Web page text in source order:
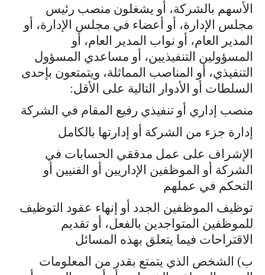
الأسهم بالشركة، أو يشغلون منصب رئيس
مجلس الإدارة، أو أعضاء في مجلس الإدارة، أو
المدير العام، أو نواب المدير العام، أو
المسؤولين التنفيذيين، أو مساعدي المسؤول
التنفيذي، أو المناصب المماثلة، ويتمتعون بإحدى
السلطات أو الأدوار التالية على الأقل:
منصب إداري أو تنفيذي رفيع المقام في الشركة
إدارة جزء من الشركة أو إدارتها بالكامل
الإشراف على عمل مدققي الحسابات في
الشركة أو الموظفين الإداريين أو الفنيين أو
التحكم في عملهم
توظيف الموظفين الجدد أو إنهاء عقود التوظيف
للموظفين المتواجدين بالفعل، أو تقديم
الاقتراحات فيما يتعلق بهذه المسائل
ب) الشخص الذي يتمتع بقدر من المعلومات